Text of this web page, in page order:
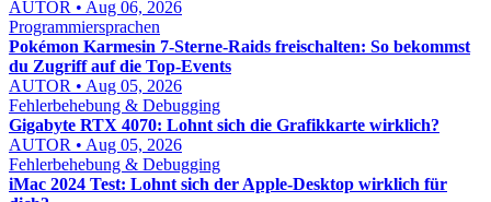
AUTOR • Aug 06, 2026
Programmiersprachen
Pokémon Karmesin 7-Sterne-Raids freischalten: So bekommst
du Zugriff auf die Top-Events
AUTOR • Aug 05, 2026
Fehlerbehebung & Debugging
Gigabyte RTX 4070: Lohnt sich die Grafikkarte wirklich?
AUTOR • Aug 05, 2026
Fehlerbehebung & Debugging
iMac 2024 Test: Lohnt sich der Apple-Desktop wirklich für